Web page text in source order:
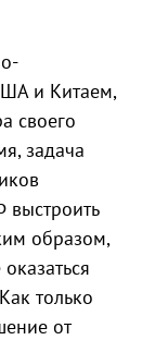
и Китаем,
своего
задача
выстроить
образом,
только
от